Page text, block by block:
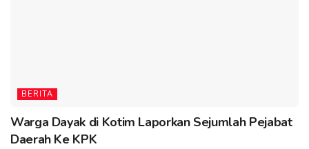
BERITA
Warga Dayak di Kotim Laporkan Sejumlah Pejabat
Daerah Ke KPK